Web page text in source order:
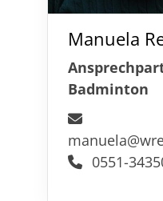
Manuela
Badminton
0551-